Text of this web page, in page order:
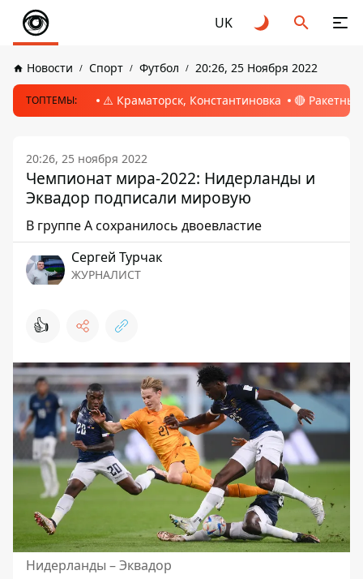
UK
Новости Спорт Футбол 20:26, 25 Ноября 2022
ТОПТЕМЫ: ⚠️ Краматорск, Константиновка 🔴
20:26, 25 ноября 2022
Чемпионат мира-2022: Нидерланды и
Эквадор подписали мировую
В группе А сохранилось двоевластие
Сергей Турчак
ЖУРНАЛИСТ
👍
Нидерланды – Эквадор